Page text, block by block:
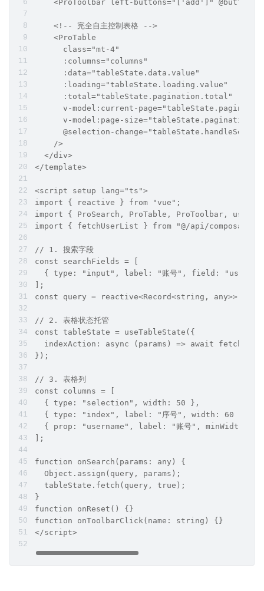
<ProToolbar left-buttons="['add']" @button-
    <!-- 完全自主控制表格 -->
    <ProTable
      class="mt-4"
      :columns="columns"
      :data="tableState.data.value"
      :loading="tableState.loading.value"
      :total="tableState.pagination.total"
v-model:current-
v-model:page-
@selection-
    />
  </div>
</template>
<script setup lang="ts">
import { reactive } from "vue";
import { ProSearch, ProTable, ProToolbar,
import { fetchUserList } from "@/api/
// 1. 搜索字段
const searchFields = [
{ type: "input", label: "账号", field:
];
const query = reactive<Record<string, any>>({});
// 2. 表格状态托管
const tableState = useTableState({
indexAction: async (params) => await
});
// 3. 表格列
const columns = [
  { type: "selection", width: 50 },
  { type: "index", label: "序号", width: 60 },
{ prop: "username", label: "账号", minWidth:
];
function onSearch(params: any) {
  Object.assign(query, params);
  tableState.fetch(query, true);
}
function onReset() {}
function onToolbarClick(name: string) {}
</script>